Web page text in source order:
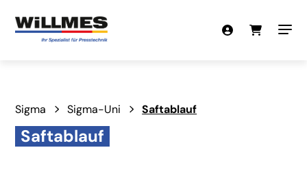
Sigma Sigma-Uni Saftablauf
Saftablauf